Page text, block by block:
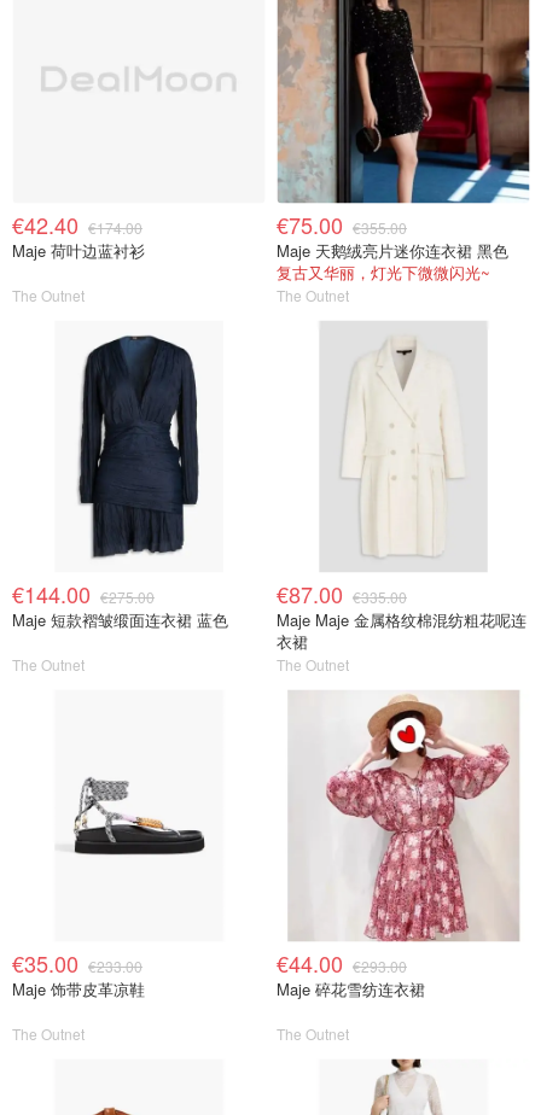
€42.40 €174.00
Maje 荷叶边蓝衬衫
The Outnet
€75.00 €355.00
Maje 天鹅绒亮片迷你连衣裙 黑色
复古又华丽，灯光下微微闪光~
The Outnet
€144.00 €275.00
Maje 短款褶皱缎面连衣裙 蓝色
The Outnet
€87.00 €335.00
Maje Maje 金属格纹棉混纺粗花呢连
衣裙
The Outnet
€35.00 €233.00
Maje 饰带皮革凉鞋
The Outnet
€44.00 €293.00
Maje 碎花雪纺连衣裙
The Outnet